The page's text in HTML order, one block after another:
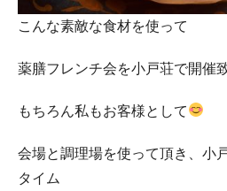
こんな素敵な食材を使って
薬膳フレンチ会を小戸荘で開催
もちろん私もお客様として
会場と調理場を使って頂き、小
タイム